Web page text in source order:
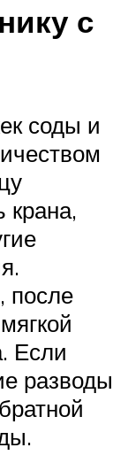
с
соды и
крана,
после
Если
разводы